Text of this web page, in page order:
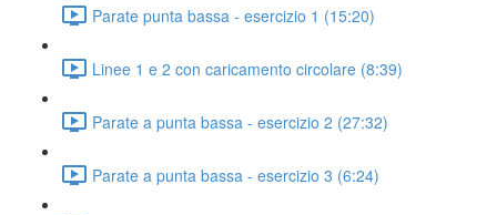
Parate punta bassa - esercizio 1 (15:20)
Linee 1 e 2 con caricamento circolare (8:39)
Parate a punta bassa - esercizio 2 (27:32)
Parate a punta bassa - esercizio 3 (6:24)